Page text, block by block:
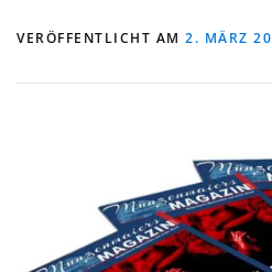
VERÖFFENTLICHT AM 2. MÄRZ